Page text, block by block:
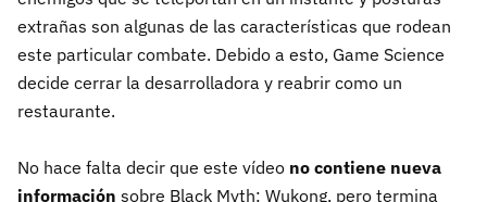
extrañas son algunas de las características que rodean
este particular combate. Debido a esto, Game Science
decide cerrar la desarrolladora y reabrir como un
restaurante.
No hace falta decir que este vídeo no contiene nueva
información sobre Black Myth: Wukong, pero termina